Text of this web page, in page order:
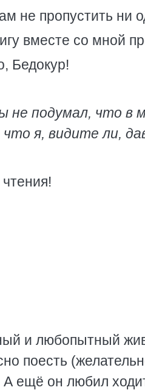
не пропустить ни
вместе со мной
Бедокур!
не подумал, что в
я, видите ли,
и любопытный
поесть
А ещё он любил